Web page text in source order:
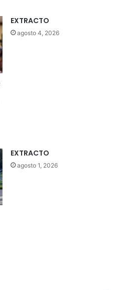
EXTRACTO
agosto 4, 2026
EXTRACTO
agosto 1, 2026